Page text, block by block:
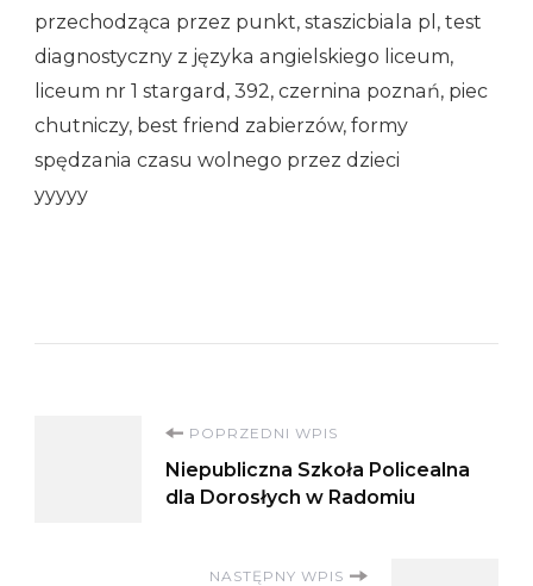
przechodząca przez punkt, staszicbiala pl, test
diagnostyczny z języka angielskiego liceum,
liceum nr 1 stargard, 392, czernina poznań, piec
chutniczy, best friend zabierzów, formy
spędzania czasu wolnego przez dzieci
yyyyy
Nawigacja
wpisu
POPRZEDNI WPIS
Niepubliczna Szkoła Policealna
dla Dorosłych w Radomiu
NASTĘPNY WPIS